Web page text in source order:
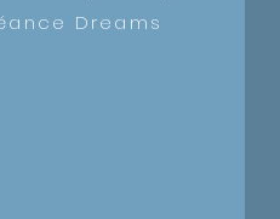
Dreams